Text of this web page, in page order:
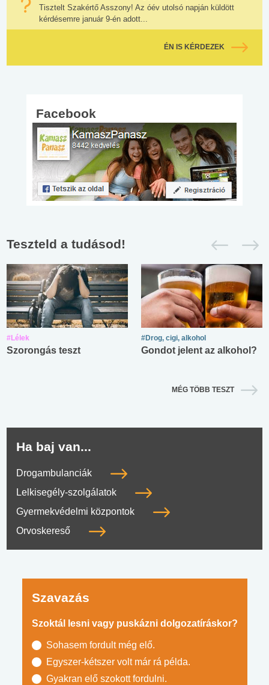
Tisztelt Szakértő Asszony! Az óév utolsó napján küldött
kérdésemre január 9-én adott...
ÉN IS KÉRDEZEK
Facebook
Teszteld a tudásod!
#Lélek
Szorongás teszt
#Drog, cigi, alkohol
Gondot jelent az alkohol?
MÉG TÖBB TESZT
Ha baj van...
Drogambulanciák
Lelkisegély-szolgálatok
Gyermekvédelmi központok
Orvoskereső
Szavazás
Szoktál lesni vagy puskázni dolgozatíráskor?
Sohasem fordult még elő.
Egyszer-kétszer volt már rá példa.
Gyakran elő szokott fordulni.